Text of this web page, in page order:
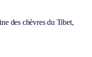
des chèvres du Tibet,